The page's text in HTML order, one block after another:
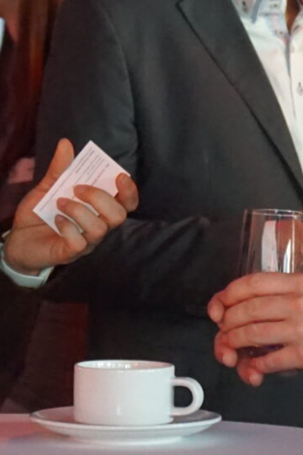
Kunst und Kultur
Engagement und Vereine
Grünes Aux
Regionale Produkte